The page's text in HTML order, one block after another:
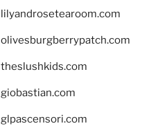
lilyandrosetearoom.com
olivesburgberrypatch.com
theslushkids.com
giobastian.com
glpascensori.com